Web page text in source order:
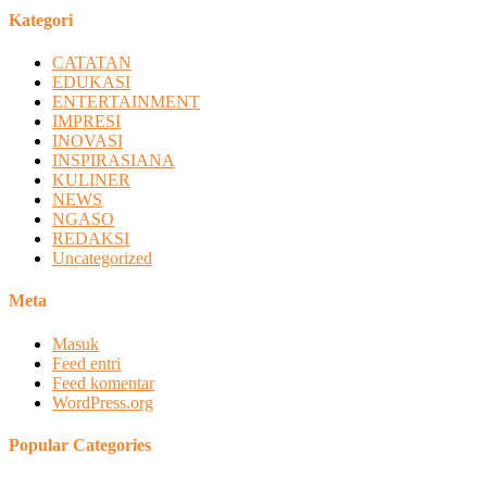
Kategori
CATATAN
EDUKASI
ENTERTAINMENT
IMPRESI
INOVASI
INSPIRASIANA
KULINER
NEWS
NGASO
REDAKSI
Uncategorized
Meta
Masuk
Feed entri
Feed komentar
WordPress.org
Popular Categories